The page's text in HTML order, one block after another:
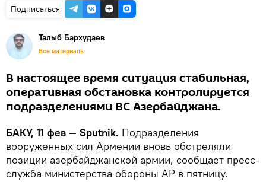
Подписаться
Талыб Бархудаев
Все материалы
В настоящее время ситуация стабильная,
оперативная обстановка контролируется
подразделениями ВС Азербайджана.
БАКУ, 11 фев — Sputnik. Подразделения
вооруженных сил Армении вновь обстреляли
позиции азербайджанской армии, сообщает пресс-
служба министерства обороны АР в пятницу.